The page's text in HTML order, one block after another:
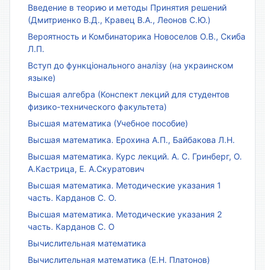
Введение в теорию и методы Принятия решений
(Дмитриенко В.Д., Кравец В.А., Леонов С.Ю.)
Вероятность и Комбинаторика Новоселов О.В., Скиба
Л.П.
Вступ до функціонального аналізу (на украинском
языке)
Высшая алгебра (Конспект лекций для студентов
физико-технического факультета)
Высшая математика (Учебное пособие)
Высшая математика. Ерохина А.П., Байбакова Л.Н.
Высшая математика. Курс лекций. А. С. Гринберг, О.
А.Кастрица, Е. А.Скуратович
Высшая математика. Методические указания 1
часть. Карданов С. О.
Высшая математика. Методические указания 2
часть. Карданов С. О
Вычислительная математика
Вычислительная математика (Е.Н. Платонов)